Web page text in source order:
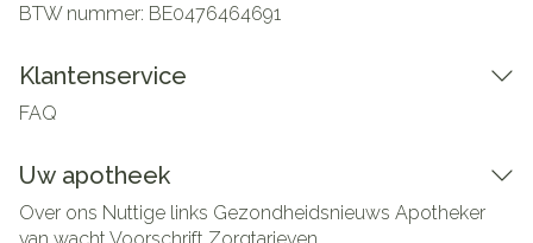
BTW nummer: BE0476464691
Klantenservice
FAQ
Uw apotheek
Over ons Nuttige links Gezondheidsnieuws Apotheker